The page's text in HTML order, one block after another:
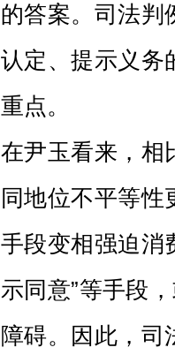
的答案。司法判
认定、提示义务
重点。
在尹玉看来，相
同地位不平等
手段变相强迫消
示同意”等手段
障碍。因此，司